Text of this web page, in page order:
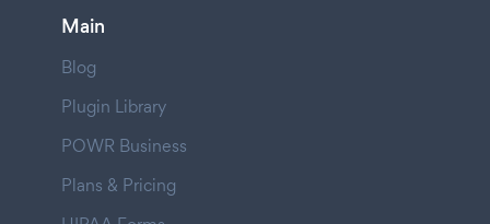
Main
Blog
Plugin Library
POWR Business
Plans & Pricing